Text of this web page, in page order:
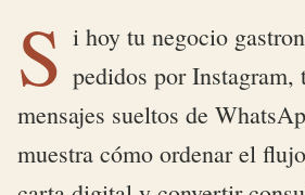
S i hoy tu negocio
pedidos por Instagram,
mensajes sueltos de
muestra cómo ordenar el